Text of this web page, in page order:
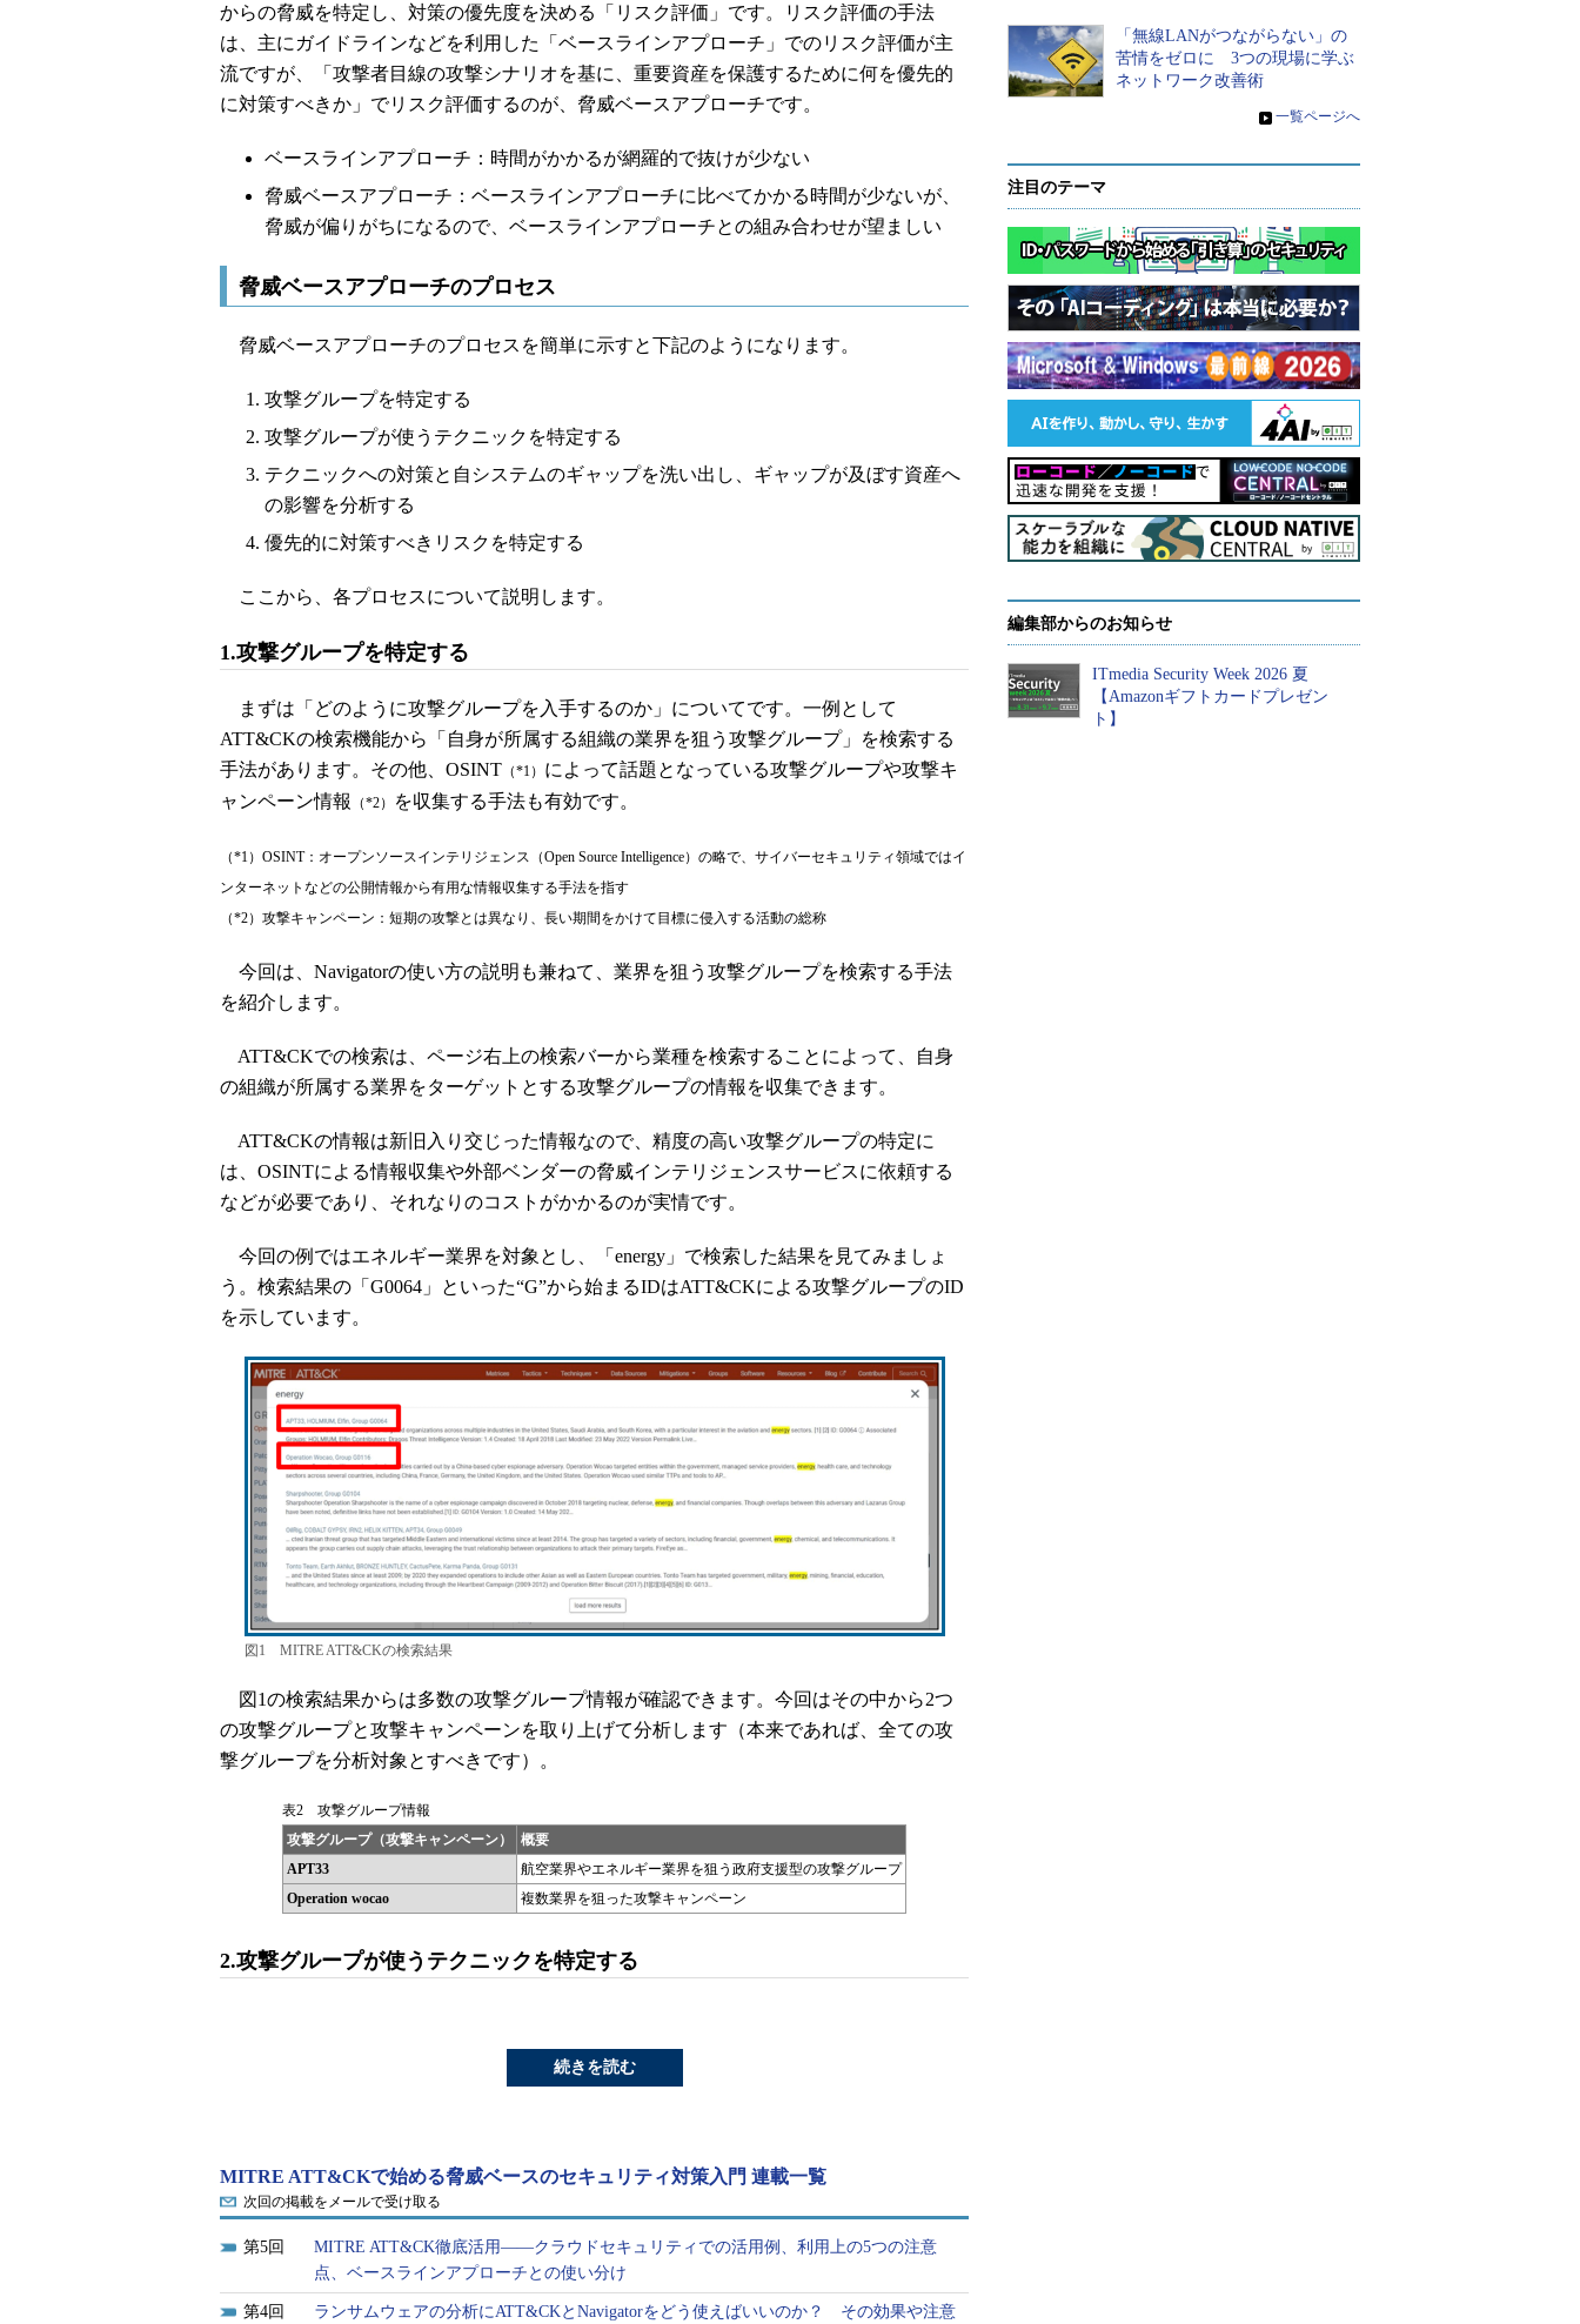
からの脅威を特定し、対策の優先度を決める「リスク評価」です。リスク評価の手法
は、主にガイドラインなどを利用した「ベースラインアプローチ」でのリスク評価が主
流ですが、「攻撃者目線の攻撃シナリオを基に、重要資産を保護するために何を優先的
に対策すべきか」でリスク評価するのが、脅威ベースアプローチです。
ベースラインアプローチ：時間がかかるが網羅的で抜けが少ない
脅威ベースアプローチ：ベースラインアプローチに比べてかかる時間が少ないが、
脅威が偏りがちになるので、ベースラインアプローチとの組み合わせが望ましい
脅威ベースアプローチのプロセス
脅威ベースアプローチのプロセスを簡単に示すと下記のようになります。
攻撃グループを特定する
攻撃グループが使うテクニックを特定する
テクニックへの対策と自システムのギャップを洗い出し、ギャップが及ぼす資産へ
の影響を分析する
優先的に対策すべきリスクを特定する
ここから、各プロセスについて説明します。
1.攻撃グループを特定する
まずは「どのように攻撃グループを入手するのか」についてです。一例として
ATT&CKの検索機能から「自身が所属する組織の業界を狙う攻撃グループ」を検索する
手法があります。その他、OSINT （*1） によって話題となっている攻撃グループや攻撃キ
ャンペーン情報
（*2） を収集する手法も有効です。
（*1）OSINT：オープンソースインテリジェンス（Open Source Intelligence）の略で、サイバーセキュリティ領域ではイ
ンターネットなどの公開情報から有用な情報収集する手法を指す
（*2）攻撃キャンペーン：短期の攻撃とは異なり、長い期間をかけて目標に侵入する活動の総称
今回は、Navigatorの使い方の説明も兼ねて、業界を狙う攻撃グループを検索する手法
を紹介します。
ATT&CKでの検索は、ページ右上の検索バーから業種を検索することによって、自身
の組織が所属する業界をターゲットとする攻撃グループの情報を収集できます。
ATT&CKの情報は新旧入り交じった情報なので、精度の高い攻撃グループの特定に
は、OSINTによる情報収集や外部ベンダーの脅威インテリジェンスサービスに依頼する
などが必要であり、それなりのコストがかかるのが実情です。
今回の例ではエネルギー業界を対象とし、「energy」で検索した結果を見てみましょ
う。検索結果の「G0064」といった“G”から始まるIDはATT&CKによる攻撃グループのID
を示しています。
図1 MITRE ATT&CKの検索結果
図1の検索結果からは多数の攻撃グループ情報が確認できます。今回はその中から2つ
の攻撃グループと攻撃キャンペーンを取り上げて分析します（本来であれば、全ての攻
撃グループを分析対象とすべきです）。
表2 攻撃グループ情報
攻撃グループ（攻撃キャンペーン）
概要
APT33
航空業界やエネルギー業界を狙う政府支援型の攻撃グループ
Operation wocao
複数業界を狙った攻撃キャンペーン
2.攻撃グループが使うテクニックを特定する
続きを読む
MITRE ATT&CKで始める脅威ベースのセキュリティ対策入門 連載一覧
次回の掲載をメールで受け取る
5
MITRE ATT&CK徹底活用――クラウドセキュリティでの活用例、利用上の5つの注意
点、ベースラインアプローチとの使い分け
4 ランサムウェアの分析にATT&CKとNavigatorをどう使えばいいのか？ その効果や注意
「無線LANがつながらない」の
苦情をゼロに 3つの現場に学ぶ
ネットワーク改善術
» 一覧ページへ
注目のテーマ
編集部からのお知らせ
ITmedia Security Week 2026 夏
【Amazonギフトカードプレゼン
ト】